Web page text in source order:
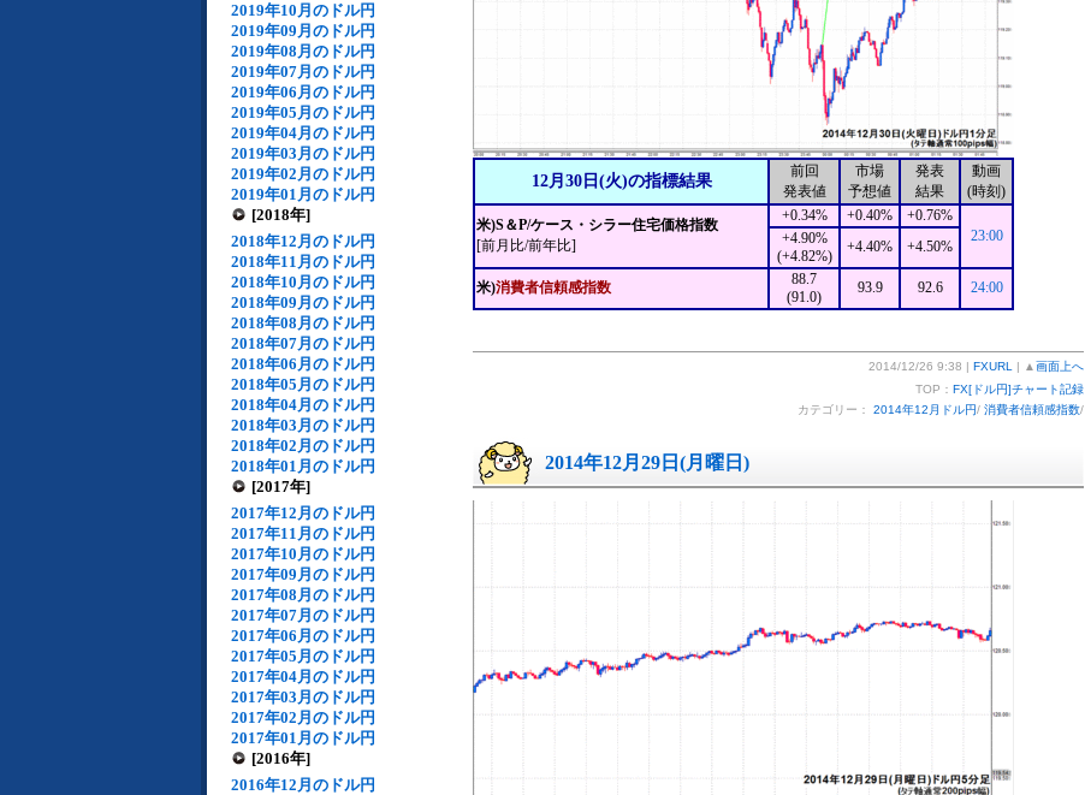
2019年10月のドル円
2019年09月のドル円
2019年08月のドル円
2019年07月のドル円
2019年06月のドル円
2019年05月のドル円
2019年04月のドル円
2019年03月のドル円
2019年02月のドル円
2019年01月のドル円
[2018年]
2018年12月のドル円
2018年11月のドル円
2018年10月のドル円
2018年09月のドル円
2018年08月のドル円
2018年07月のドル円
2018年06月のドル円
2018年05月のドル円
2018年04月のドル円
2018年03月のドル円
2018年02月のドル円
2018年01月のドル円
[2017年]
2017年12月のドル円
2017年11月のドル円
2017年10月のドル円
2017年09月のドル円
2017年08月のドル円
2017年07月のドル円
2017年06月のドル円
2017年05月のドル円
2017年04月のドル円
2017年03月のドル円
2017年02月のドル円
2017年01月のドル円
[2016年]
2016年12月のドル円
12月30日(火)の指標結果
前回
発表値
市場
予想値
発表
結果
動画
(時刻)
米)S＆P/ケース・シラー住宅価格指数
[前月比/前年比]
+0.34% +0.40%
+0.76%
23:00
+4.90%
(+4.82%)
+4.40% +4.50%
米)消費者信頼感指数
88.7
(91.0)
93.9 92.6 24:00
2014/12/26 9:38 | FXURL | ▲ 画面上へ
TOP： FX[ドル円]チャート記録
カテゴリー： 2014年12月ドル円/ 消費者信頼感指数/
2014年12月29日(月曜日)